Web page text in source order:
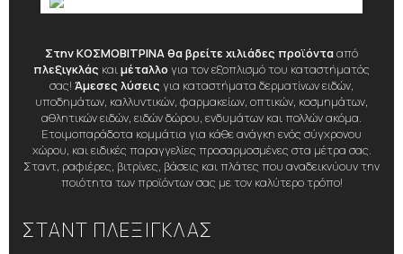
Στην ΚΟΣΜΟΒΙΤΡΙΝΑ θα βρείτε χιλιάδες προϊόντααπό
πλεξιγκλάς καιμέταλλο για τον εξοπλισμό του καταστήματός
σας! Άμεσες λύσεις για καταστήματα δερματίνων ειδών,
υποδημάτων, καλλυντικών, φαρμακείων, οπτικών, κοσμημάτων,
αθλητικών ειδών, ειδών δώρου, ενδυμάτων και πολλών ακόμα.
Ετοιμοπαράδοτα κομμάτια για κάθε ανάγκη ενός σύγχρονου
χώρου, και ειδικές παραγγελίες προσαρμοσμένες στα μέτρα σας.
Σταντ, ραφιέρες, βιτρίνες, βάσεις και πλάτες που αναδεικνύουν την
ποιότητα των προϊόντων σας με τον καλύτερο τρόπο!
ΣΤΑΝΤ ΠΛΕΞΙΓΚΛΑΣ